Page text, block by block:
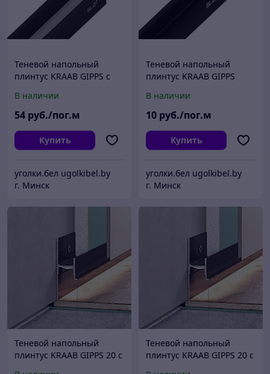
Теневой напольный
плинтус KRAAB GIPPS с
В наличии
54 руб./пог.м
Купить
уголки.бел ugolkibel.by
г. Минск
Теневой напольный
плинтус KRAAB GIPPS
В наличии
10 руб./пог.м
Купить
уголки.бел ugolkibel.by
г. Минск
Теневой напольный
плинтус KRAAB GIPPS 20 с
Теневой напольный
плинтус KRAAB GIPPS 20 с